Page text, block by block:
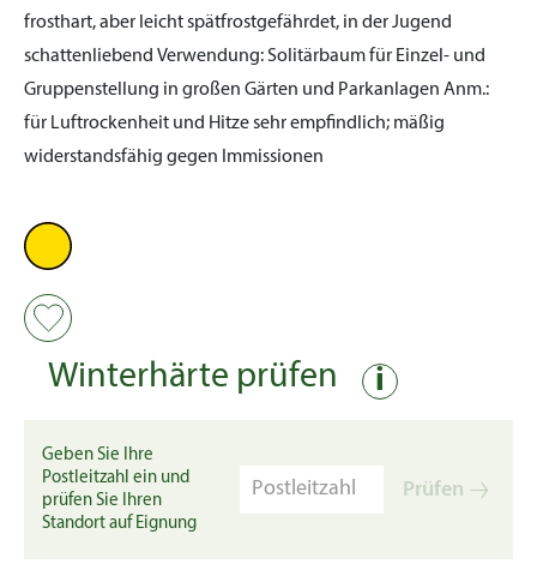
frosthart, aber leicht spätfrostgefährdet, in der Jugend
schattenliebend Verwendung:Solitärbaum für Einzel- und
Gruppenstellung in großen Gärten und Parkanlagen Anm.:
für Luftrockenheit und Hitze sehr empfindlich; mäßig
widerstandsfähig gegen Immissionen
Winterhärte prüfen i
Geben Sie Ihre
Postleitzahl ein und
prüfen Sie Ihren
Standort auf Eignung
Prüfen